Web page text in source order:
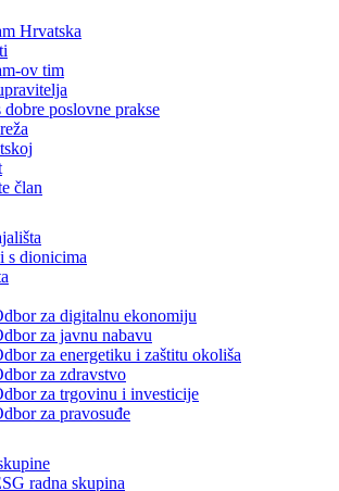
Hrvatska
ov tim
poslovne prakse
član
s dionicima
za digitalnu ekonomiju
za javnu nabavu
za energetiku i zaštitu okoliša
za zdravstvo
za trgovinu i investicije
za pravosuđe
radna skupina